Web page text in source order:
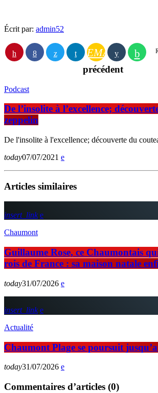
Écrit par: admin52
EMAIL
précédent
Podcast
De l’insolite à l’excellence;
zeppelin
De l'insolite à l'excellence; découverte du
today07/07/2021
Articles similaires
insert_link
Chaumont
Guillaume Rose, ce Chaumontais
rois de France : sa maison natale
today31/07/2026
insert_link
Actualité
Chaumont Plage se poursuit
today31/07/2026
Commentaires d’articles (0)